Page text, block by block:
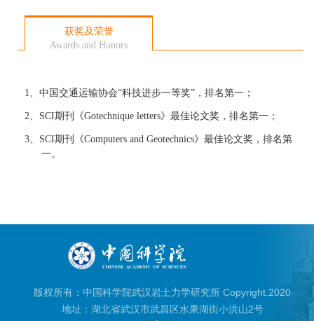
获奖及荣誉
Awards and Honors
1、 中国交通运输协会“科技进步一等奖”，排名第一；
2、 SCI期刊《Gotechnique letters》最佳论文奖，排名第一；
3、 SCI期刊《Computers and Geotechnics》最佳论文奖，排名第
一。
版权所有：中国科学院武汉岩土力学研究所 Copyright.2020
地址：湖北省武汉市武昌区水果湖街小洪山2号